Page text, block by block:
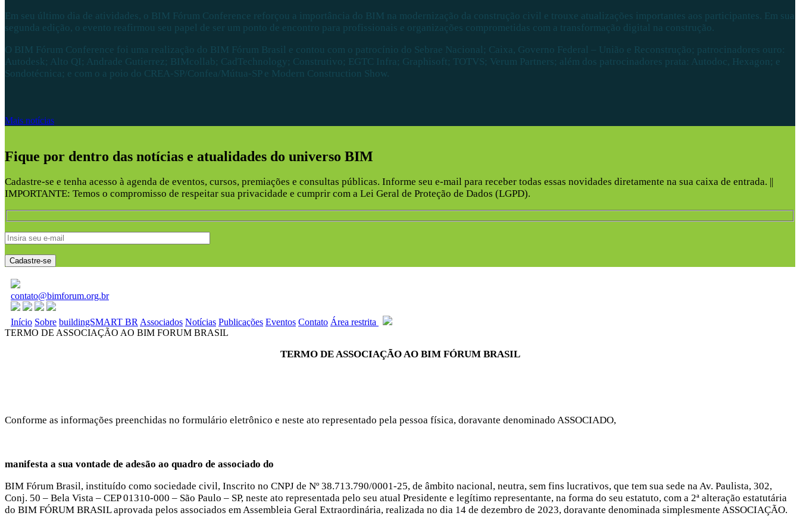
Em seu último dia de atividades, o BIM Fórum Conference reforçou a importância do BIM na modernização da construção civil e trouxe atualizações importantes aos participantes. Em sua
segunda edição, o evento reafirmou seu papel de ser um ponto de encontro para profissionais e organizações comprometidas com a transformação digital na construção.
O BIM Fórum Conference foi uma realização do BIM Fórum Brasil e contou com o patrocínio do Sebrae Nacional; Caixa, Governo Federal – União e Reconstrução; patrocinadores ouro:
Autodesk; Alto QI; Andrade Gutierrez; BIMcollab; CadTechnology; Construtivo; EGTC Infra; Graphisoft; TOTVS; Verum Partners; além dos patrocinadores prata: Autodoc, Hexagon; e
Sondotécnica; e com o a poio do CREA-SP/Confea/Mútua-SP e Modern Construction Show.
Mais notícias
Fique por dentro das notícias e atualidades do universo BIM
Cadastre-se e tenha acesso à agenda de eventos, cursos, premiações e consultas públicas. Informe seu e-mail para receber todas essas novidades diretamente na sua caixa de entrada. ||
IMPORTANTE: Temos o compromisso de respeitar sua privacidade e cumprir com a Lei Geral de Proteção de Dados (LGPD).
contato@bimforum.org.br
Início Sobre buildingSMART BR Associados Notícias Publicações Eventos Contato Área restrita
TERMO DE ASSOCIAÇÃO AO BIM FORUM BRASIL
TERMO DE ASSOCIAÇÃO AO BIM FÓRUM BRASIL
Conforme as informações preenchidas no formulário eletrônico e neste ato representado pela pessoa física, doravante denominado ASSOCIADO,
manifesta a sua vontade de adesão ao quadro de associado do
BIM Fórum Brasil, instituído como sociedade civil, Inscrito no CNPJ de Nº 38.713.790/0001-25, de âmbito nacional, neutra, sem fins lucrativos, que tem sua sede na Av. Paulista, 302,
Conj. 50 – Bela Vista – CEP 01310-000 – São Paulo – SP, neste ato representada pelo seu atual Presidente e legítimo representante, na forma do seu estatuto, com a 2ª alteração estatutária
do BIM FÓRUM BRASIL aprovada pelos associados em Assembleia Geral Extraordinária, realizada no dia 14 de dezembro de 2023, doravante denominada simplesmente ASSOCIAÇÃO.